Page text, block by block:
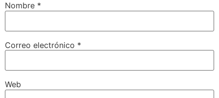
Nombre *
Correo electrónico *
Web